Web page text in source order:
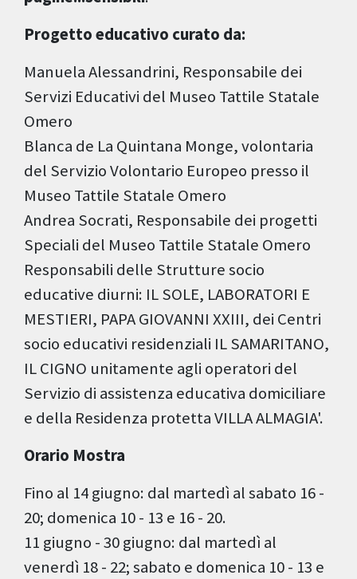
Progetto educativo curato da:
Manuela Alessandrini, Responsabile dei
Servizi Educativi del Museo Tattile Statale
Omero
Blanca de La Quintana Monge, volontaria
del Servizio Volontario Europeo presso il
Museo Tattile Statale Omero
Andrea Socrati, Responsabile dei progetti
Speciali del Museo Tattile Statale Omero
Responsabili delle Strutture socio
educative diurni: IL SOLE, LABORATORI E
MESTIERI, PAPA GIOVANNI XXIII, dei Centri
socio educativi residenziali IL SAMARITANO,
IL CIGNO unitamente agli operatori del
Servizio di assistenza educativa domiciliare
e della Residenza protetta VILLA ALMAGIA'.
Orario Mostra
Fino al 14 giugno: dal martedì al sabato 16 -
20; domenica 10 - 13 e 16 - 20.
11 giugno - 30 giugno: dal martedì al
venerdì 18 - 22; sabato e domenica 10 - 13 e